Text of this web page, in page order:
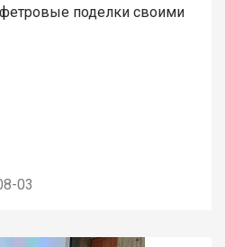
поделки своими
03